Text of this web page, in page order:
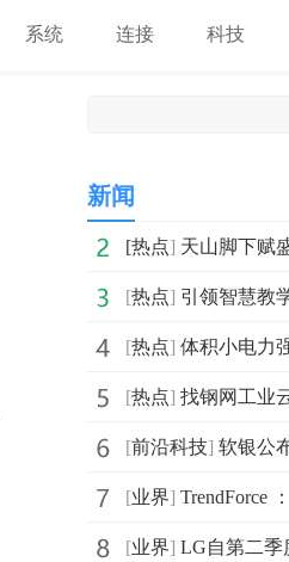
系统 连接 科技
新闻
[热点] 天山脚下赋盛名 绿洲文
[热点] 引领智慧教学新样态
[热点] 体积小电力强，特殊电子装
[热点] 找钢网工业云SaaS入选
[前沿科技] 软银公布新技术可通
[业界] TrendForce ：目前
[业界] LG自第二季度末以来所以